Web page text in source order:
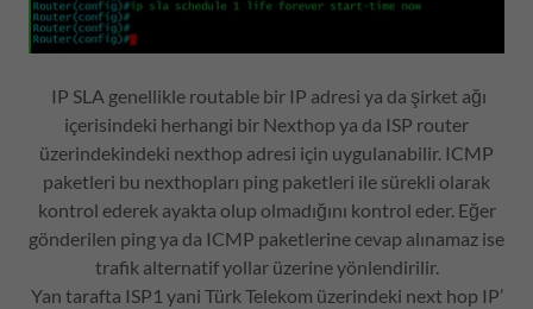
IP SLA genellikle routable bir IP adresi ya da şirket ağı
içerisindeki herhangi bir Nexthop ya da ISP router
üzerindekindeki nexthop adresi için uygulanabilir. ICMP
paketleri bu nexthopları ping paketleri ile sürekli olarak
kontrol ederek ayakta olup olmadığını kontrol eder. Eğer
gönderilen ping ya da ICMP paketlerine cevap alınamaz ise
trafik alternatif yollar üzerine yönlendirilir.
Yan tarafta ISP1 yani Türk Telekom üzerindeki next hop IP’